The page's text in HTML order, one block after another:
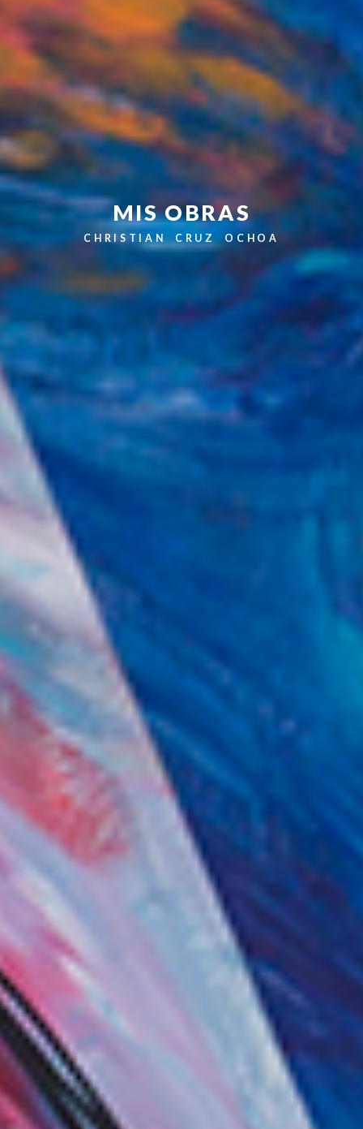
MIS OBRAS
CHRISTIAN CRUZ OCHOA